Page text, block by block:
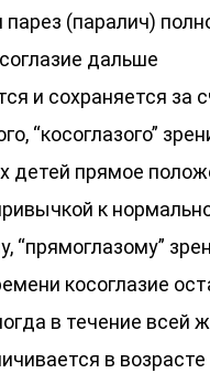
(паралич)
дальше
и сохраняется за
“косоглазого”
детей прямое
к
“прямоглазому”
косоглазие
в течение всей
в возрасте